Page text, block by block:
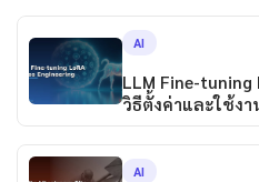
AI
LLM Fine-tuning
วิธีตั้งค่าและใช้ง
AI